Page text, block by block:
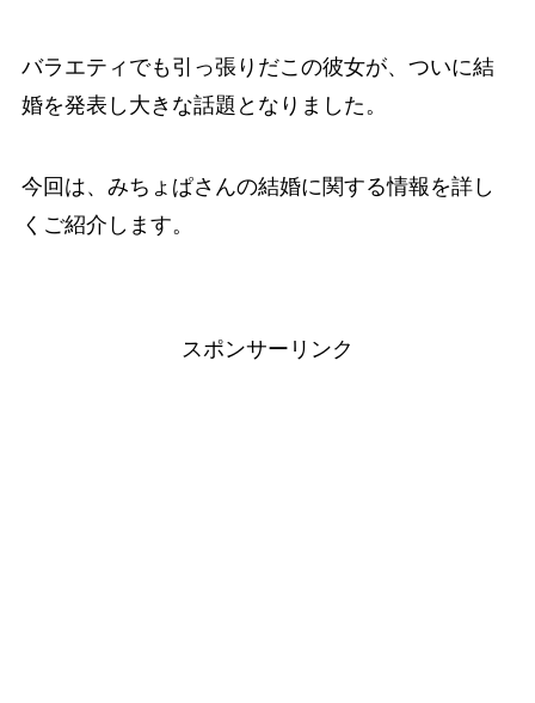
バラエティでも引っ張りだこの彼女が、ついに結
婚を発表し大きな話題となりました。
今回は、みちょぱさんの結婚に関する情報を詳し
くご紹介します。
スポンサーリンク